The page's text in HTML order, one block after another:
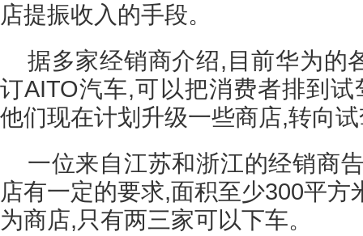
店提振收入的手段。
据多家经销商介绍,目前华为的
订AITO汽车,可以把消费者排到
他们现在计划升级一些商店,转向
一位来自江苏和浙江的经销商
店有一定的要求,面积至少300平方
为商店,只有两三家可以下车。